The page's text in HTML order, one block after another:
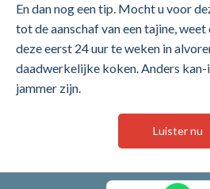
En dan nog een tip. Mocht u voor
tot de aanschaf van een tajine,
deze eerst 24 uur te weken in
daadwerkelijke koken. Anders kan-
jammer zijn.
Luister nu